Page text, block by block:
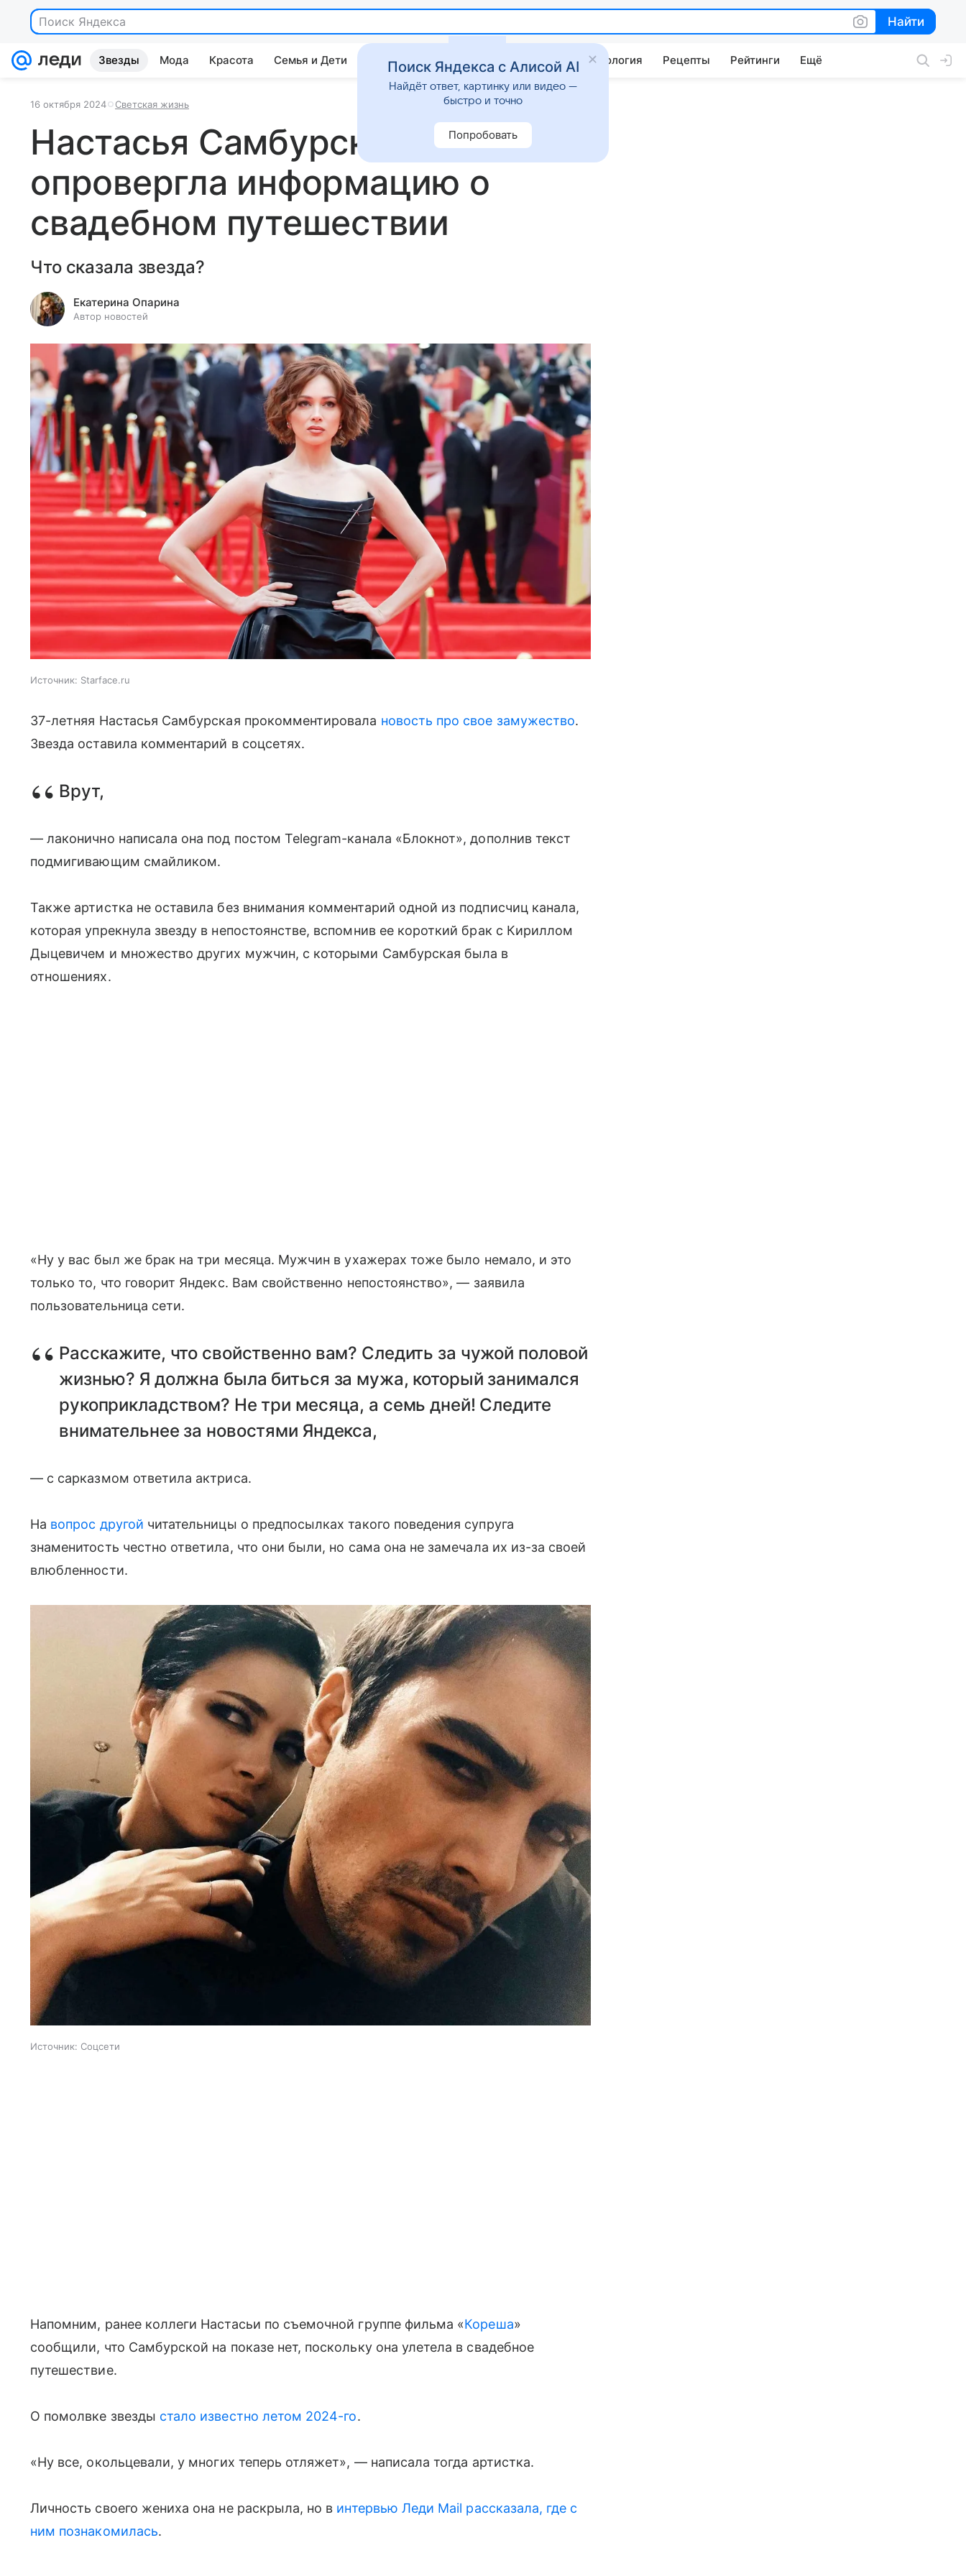
Поиск Яндекса Найти
Найти
Звезды Мода Красота Семья и Дети Дом Гороскопы Стиль жизни Психология Рецепты Рейтинги Ещё
16 октября 2024 Светская жизнь
Настасья Самбурская
опровергла информацию о
свадебном путешествии
Что сказала звезда?
Екатерина Опарина
Автор новостей
Источник: Starface.ru
37-летняя Настасья Самбурская прокомментировала новость про свое замужество.
Звезда оставила комментарий в соцсетях.
Врут,
— лаконично написала она под постом Telegram-канала «Блокнот», дополнив текст
подмигивающим смайликом.
Также артистка не оставила без внимания комментарий одной из подписчиц канала,
которая упрекнула звезду в непостоянстве, вспомнив ее короткий брак с Кириллом
Дыцевичем и множество других мужчин, с которыми Самбурская была в
отношениях.
«Ну у вас был же брак на три месяца. Мужчин в ухажерах тоже было немало, и это
только то, что говорит Яндекс. Вам свойственно непостоянство», — заявила
пользовательница сети.
Расскажите, что свойственно вам? Следить за чужой половой
жизнью? Я должна была биться за мужа, который занимался
рукоприкладством? Не три месяца, а семь дней! Следите
внимательнее за новостями Яндекса,
— с сарказмом ответила актриса.
На вопрос другой читательницы о предпосылках такого поведения супруга
знаменитость честно ответила, что они были, но сама она не замечала их из-за своей
влюбленности.
Источник: Соцсети
Напомним, ранее коллеги Настасьи по съемочной группе фильма «Кореша»
сообщили, что Самбурской на показе нет, поскольку она улетела в свадебное
путешествие.
О помолвке звезды стало известно летом 2024-го.
«Ну все, окольцевали, у многих теперь отляжет», — написала тогда артистка.
Личность своего жениха она не раскрыла, но в интервью Леди Mail рассказала, где с
ним познакомилась.
Поиск Яндекса с Алисой AI
Найдёт ответ, картинку или видео —
быстро и точно
Попробовать